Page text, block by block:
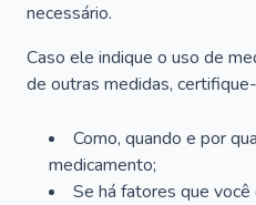
necessário.
Caso ele indique o uso de
de outras medidas,
Como, quando e por
medicamento;
Se há fatores que